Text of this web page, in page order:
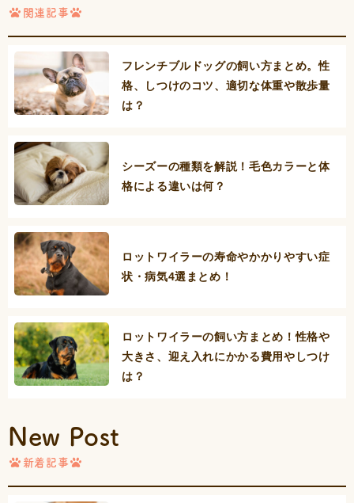
関連記事
フレンチブルドッグの飼い方まとめ。性
格、しつけのコツ、適切な体重や散歩量
は？
シーズーの種類を解説！毛色カラーと体
格による違いは何？
ロットワイラーの寿命やかかりやすい症
状・病気4選まとめ！
ロットワイラーの飼い方まとめ！性格や
大きさ、迎え入れにかかる費用やしつけ
は？
New Post
新着記事